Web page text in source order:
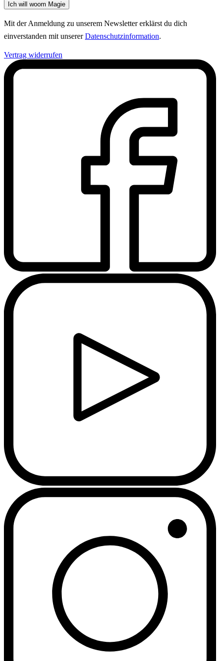
Ich will woom Magie
Mit der Anmeldung zu unserem Newsletter erklärst du dich
einverstanden mit unsererDatenschutzinformation.
Vertrag widerrufen